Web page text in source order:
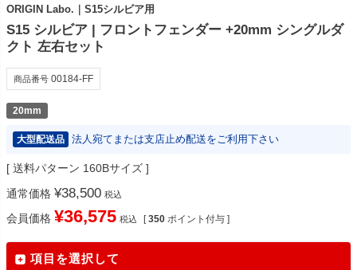
ORIGIN Labo.｜S15シルビア用
S15 シルビア | フロントフェンダー +20mm シングルダ
クト 左右セット
商品番号 00184-FF
20mm
大型配送品 法人宛てまたは支店止め配送をご利用下さい
送料パターン 160Bサイズ
通常価格 ¥38,500 税込
会員価格 ¥36,575 税込 [ 350 ポイント付与 ]
項目を選択して